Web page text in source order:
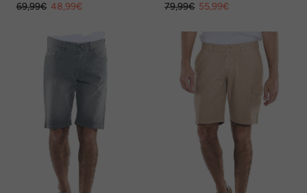
69,99€ 48,99€ 79,99€ 55,99€